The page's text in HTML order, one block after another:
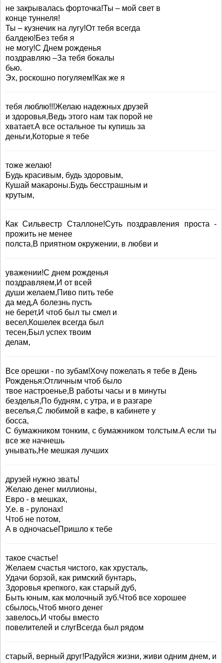
не закрывалась форточка!Ты – мой свет в
конце туннеля!
Ты – кузнечик на лугу!От тебя всегда
балдею!Без тебя я
не могу!С Днем рожденья
поздравляю –За тебя бокалы
бью.
Эх, роскошно погуляем!Как же я
тебя люблю!!!Желаю надежных друзей
и здоровья,Ведь этого нам так порой не
хватает.А все остальное ты купишь за
деньги,Которые я тебе
тоже желаю!
Будь красивым, будь здоровым,
Кушай макароны.Будь бесстрашным и
крутым,
Как Сильвестр Сталлоне!Суть поздравления проста -
прожить не менее
полста,В приятном окружении, в любви и
уважении!С днем рожденья
поздравляем,И от всей
души желаем,Пиво пить тебе
да мед,А болезнь пусть
не берет,И чтоб был ты смел и
весел,Кошелек всегда был
тесен,Был успех твоим
делам,
Все орешки - по зубам!Хочу пожелать я тебе в День
Рожденья:Отличным чтоб было
твое настроенье,В работы часы и в минуты
безделья,По будням, с утра, и в разгаре
веселья,С любимой в кафе, в кабинете у
босса,
С бумажником тонким, с бумажником толстым.А если ты
все же начнешь
унывать,Не мешкая лучших
друзей нужно звать!
Желаю денег миллионы,
Евро - в мешках,
У.е. в - рулонах!
Чтоб не потом,
А в одночасьеПришло к тебе
такое счастье!
Желаем счастья чистого, как хрусталь,
Удачи борзой, как римский бунтарь,
Здоровья крепкого, как старый дуб,
Быть юным, как молочный зуб.Чтоб все хорошее
сбылось,Чтоб много денег
завелось,И чтобы вместо
повелителей и слугВсегда был рядом
старый, верный друг!Радуйся жизни, живи одним днем, и